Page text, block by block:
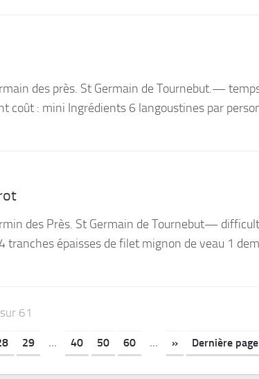
des près. St Germain de Tournebut.—
coût : mini Ingrédients 6 langoustines par
des Près. St Germain de Tournebut—
tranches épaisses de filet mignon de veau 1
61
29 ... 40 50 60 ... » Dernière